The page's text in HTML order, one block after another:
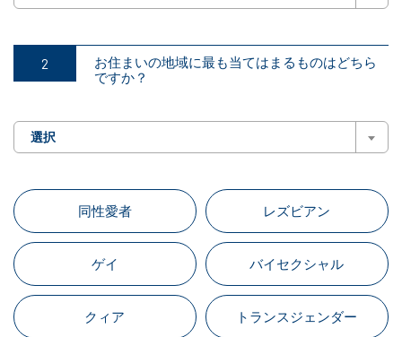
選択
お住まいの地域に最も当てはまるものはどちら
ですか？
同性愛者 レズビアン
ゲイ バイセクシャル
クィア トランスジェンダー